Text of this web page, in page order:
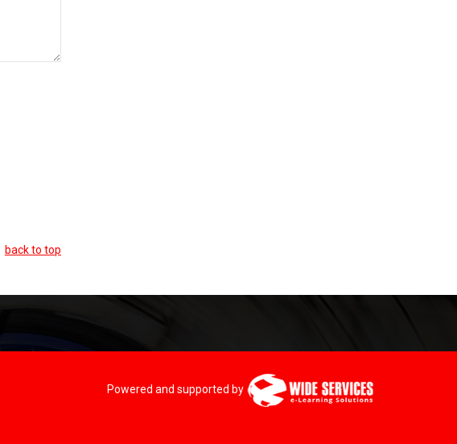
back to top
Powered and supported by